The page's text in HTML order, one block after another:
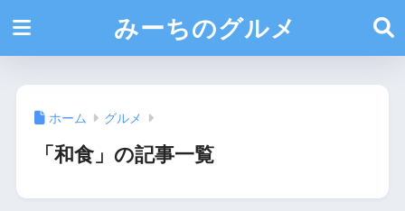
みーちのグルメ
ホーム グルメ
「和食」の記事一覧